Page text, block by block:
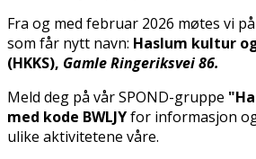
Fra og med februar 2026 møtes vi
som får nytt navn: Haslum kultur
(HKKS), Gamle Ringeriksvei 86.
Meld deg på vår SPOND-gruppe
med kode BWLJYfor informasjon
ulike aktivitetene våre.